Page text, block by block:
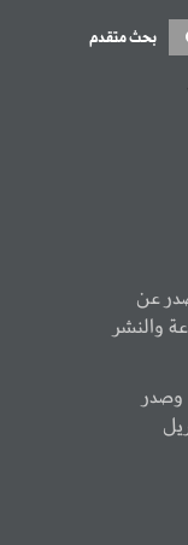
بحث متقدم
عن
والنشر
وصدر